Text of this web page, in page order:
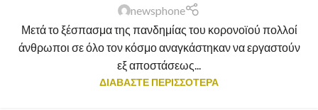
newsphone
Μετά το ξέσπασμα της πανδημίας του κορονοϊού πολλοί
άνθρωποι σε όλο τον κόσμο αναγκάστηκαν να εργαστούν
εξ αποστάσεως...
ΔΙΑΒΑΣΤΕ ΠΕΡΙΣΣΟΤΕΡΑ